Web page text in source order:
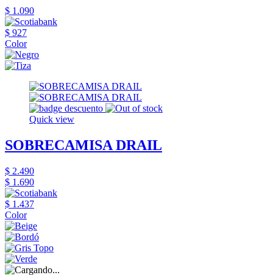
$ 1.090
$ 927
Color
Quick view
SOBRECAMISA DRAIL
$ 2.490
$ 1.690
$ 1.437
Color